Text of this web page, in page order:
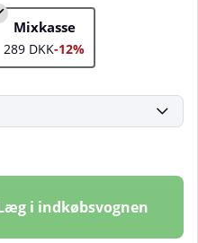
Mixkasse
289 DKK-12%
i indkøbsvognen